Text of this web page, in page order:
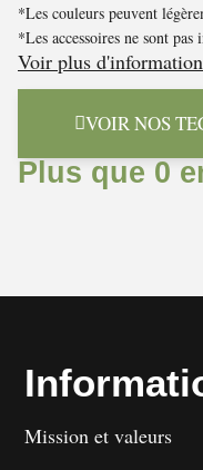
*Les couleurs peuvent
*Les accessoires ne sont pas
Voir plus
VOIR NOS
Plus que 0
Mission et valeurs